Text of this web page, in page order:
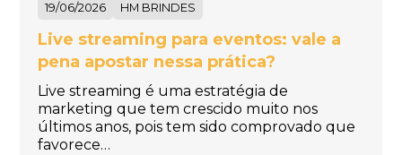
19/06/2026 HM BRINDES
Live streaming para eventos: vale a
pena apostar nessa prática?
Live streaming é uma estratégia de
marketing que tem crescido muito nos
últimos anos, pois tem sido comprovado que
favorece…